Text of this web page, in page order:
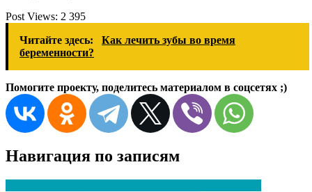
Post Views: 2 395
Читайте здесь:
Как лечить зубы во время
беременности?
Помогите проекту, поделитесь материалом в соцсетях ;)
Навигация по записям